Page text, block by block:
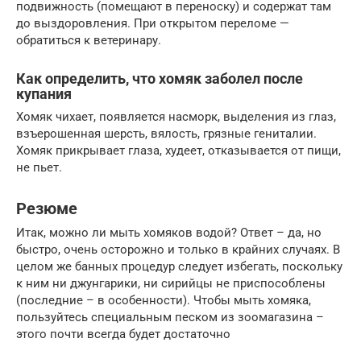
подвижность (помещают в переноску) и содержат там
до выздоровления. При открытом переломе —
обратиться к ветеринару.
Как определить, что хомяк заболел после
купания
Хомяк чихает, появляется насморк, выделения из глаз,
взъерошенная шерсть, вялость, грязные гениталии.
Хомяк прикрывает глаза, худеет, отказывается от пищи,
не пьет.
Резюме
Итак, можно ли мыть хомяков водой? Ответ – да, но
быстро, очень осторожно и только в крайних случаях. В
целом же банных процедур следует избегать, поскольку
к ним ни джунгарики, ни сирийцы не приспособлены
(последние – в особенности). Чтобы мыть хомяка,
пользуйтесь специальным песком из зоомагазина –
этого почти всегда будет достаточно